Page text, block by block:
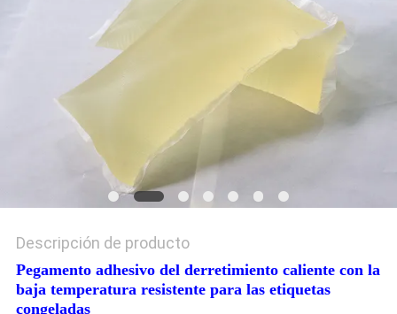
Descripción de producto
Pegamento adhesivo del derretimiento caliente con la
baja temperatura resistente para las etiquetas
congeladas